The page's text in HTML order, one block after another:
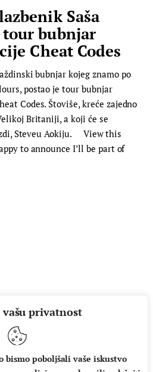
privatnost
bismo poboljšali vaše iskustvo
Saša
tour bubnjar
Cheat Codes
bubnjar kojeg znamo po
postao je tour bubnjar
Codes. Štoviše, kreće zajedno
Britaniji, a koji će se
Steveu Aokiju. View this
to announce I’ll be part of